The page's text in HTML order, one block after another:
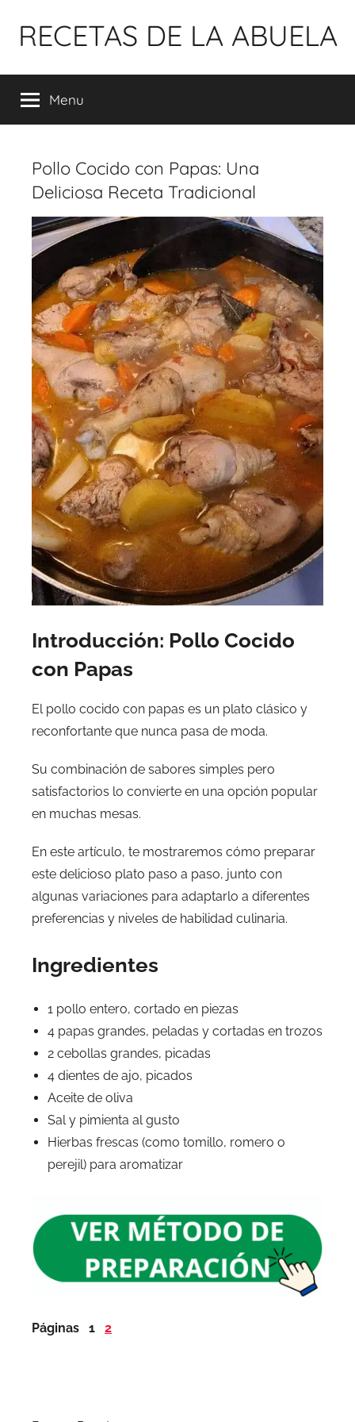
para
conteúdo
RECETAS DE LA ABUELA
Menu
Pollo Cocido con Papas: Una
Deliciosa Receta Tradicional
Introducción: Pollo Cocido
con Papas
El pollo cocido con papas es un plato clásico y
reconfortante que nunca pasa de moda.
Su combinación de sabores simples pero
satisfactorios lo convierte en una opción popular
en muchas mesas.
En este artículo, te mostraremos cómo preparar
este delicioso plato paso a paso, junto con
algunas variaciones para adaptarlo a diferentes
preferencias y niveles de habilidad culinaria.
Ingredientes
1 pollo entero, cortado en piezas
4 papas grandes, peladas y cortadas en trozos
2 cebollas grandes, picadas
4 dientes de ajo, picados
Aceite de oliva
Sal y pimienta al gusto
Hierbas frescas (como tomillo, romero o
perejil) para aromatizar
Páginas 1 2